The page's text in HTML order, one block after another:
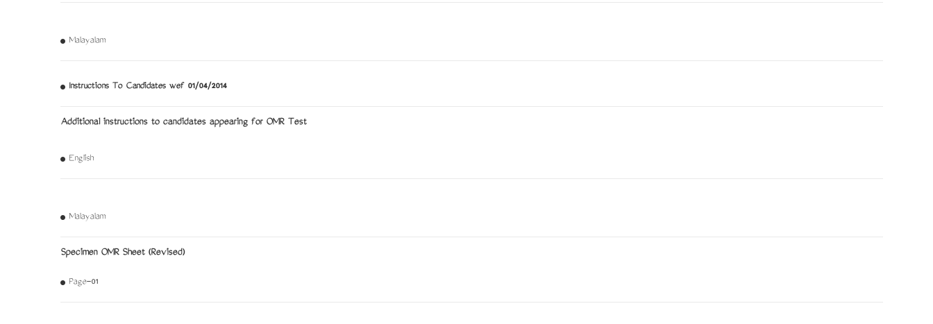
Malayalam
Instructions To Candidates wef 01/04/2014
Additional instructions to candidates appearing for OMR Test
English
Malayalam
Specimen OMR Sheet (Revised)
Page-01